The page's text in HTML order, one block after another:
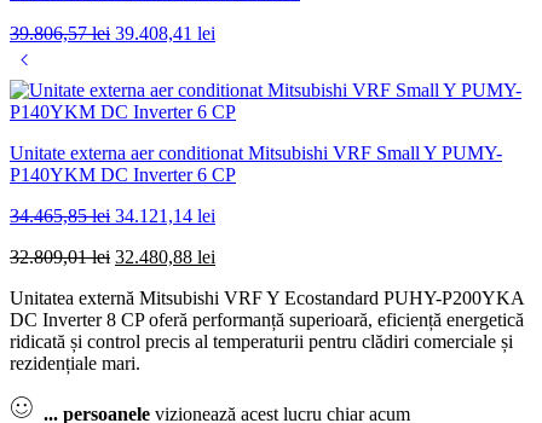
39.806,57lei Prețul
fost:
39.806,57 lei.
39.408,41 lei
39.408,41 lei.
Unitate externa aer conditionat Mitsubishi VRF Small Y PUMY-
P140YKM DC Inverter 6 CP
34.465,85lei Prețul
a
34.465,85 lei.
34.121,14 lei
este:
32.809,01lei Prețul
a
fost:
32.809,01 lei.
32.480,88 lei
este:
32.480,88 lei.
Unitatea externă Mitsubishi VRF Y Ecostandard PUHY-P200YKA
DC Inverter 8 CP oferă performanță superioară, eficiență energetică
ridicată și control precis al temperaturii pentru clădiri comerciale și
rezidențiale mari.
... persoanele vizionează acest lucru chiar acum